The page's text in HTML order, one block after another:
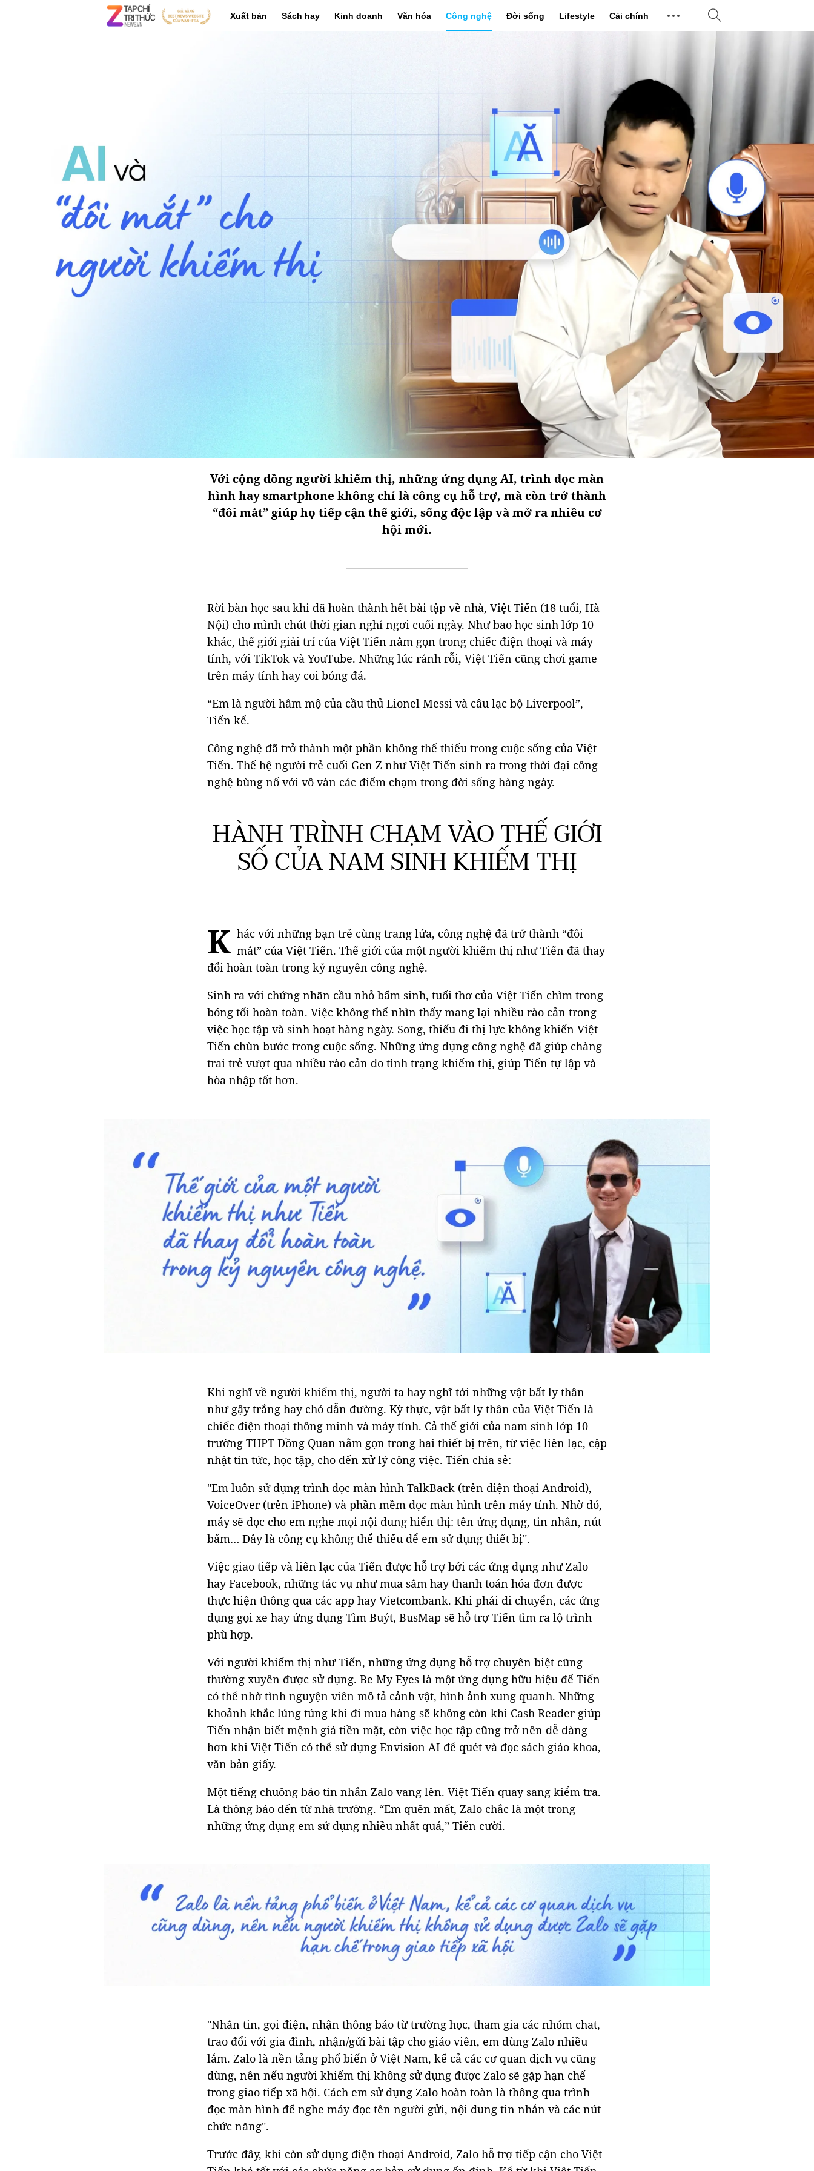
Xuất bản Sách hay Kinh doanh Văn hóa Công nghệ Đời sống Lifestyle Cải chính
Với cộng đồng người khiếm thị, những ứng dụng AI, trình đọc màn
hình hay smartphone không chỉ là công cụ hỗ trợ, mà còn trở thành
“đôi mắt” giúp họ tiếp cận thế giới, sống độc lập và mở ra nhiều cơ
hội mới.
Rời bàn học sau khi đã hoàn thành hết bài tập về nhà, Việt Tiến (18 tuổi, Hà
Nội) cho mình chút thời gian nghỉ ngơi cuối ngày. Như bao học sinh lớp 10
khác, thế giới giải trí của Việt Tiến nằm gọn trong chiếc điện thoại và máy
tính, với TikTok và YouTube. Những lúc rảnh rỗi, Việt Tiến cũng chơi game
trên máy tính hay coi bóng đá.
“Em là người hâm mộ của cầu thủ Lionel Messi và câu lạc bộ Liverpool”,
Tiến kể.
Công nghệ đã trở thành một phần không thể thiếu trong cuộc sống của Việt
Tiến. Thế hệ người trẻ cuối Gen Z như Việt Tiến sinh ra trong thời đại công
nghệ bùng nổ với vô vàn các điểm chạm trong đời sống hàng ngày.
HÀNH TRÌNH CHẠM VÀO THẾ GIỚI
SỐ CỦA NAM SINH KHIẾM THỊ
K hác với những bạn trẻ cùng trang lứa, công nghệ đã trở thành “đôi
mắt” của Việt Tiến. Thế giới của một người khiếm thị như Tiến đã thay
đổi hoàn toàn trong kỷ nguyên công nghệ.
Sinh ra với chứng nhãn cầu nhỏ bẩm sinh, tuổi thơ của Việt Tiến chìm trong
bóng tối hoàn toàn. Việc không thể nhìn thấy mang lại nhiều rào cản trong
việc học tập và sinh hoạt hàng ngày. Song, thiếu đi thị lực không khiến Việt
Tiến chùn bước trong cuộc sống. Những ứng dụng công nghệ đã giúp chàng
trai trẻ vượt qua nhiều rào cản do tình trạng khiếm thị, giúp Tiến tự lập và
hòa nhập tốt hơn.
Khi nghĩ về người khiếm thị, người ta hay nghĩ tới những vật bất ly thân
như gậy trắng hay chó dẫn đường. Kỳ thực, vật bất ly thân của Việt Tiến là
chiếc điện thoại thông minh và máy tính. Cả thế giới của nam sinh lớp 10
trường THPT Đồng Quan nằm gọn trong hai thiết bị trên, từ việc liên lạc, cập
nhật tin tức, học tập, cho đến xử lý công việc. Tiến chia sẻ:
"Em luôn sử dụng trình đọc màn hình TalkBack (trên điện thoại Android),
VoiceOver (trên iPhone) và phần mềm đọc màn hình trên máy tính. Nhờ đó,
máy sẽ đọc cho em nghe mọi nội dung hiển thị: tên ứng dụng, tin nhắn, nút
bấm… Đây là công cụ không thể thiếu để em sử dụng thiết bị".
Việc giao tiếp và liên lạc của Tiến được hỗ trợ bởi các ứng dụng như Zalo
hay Facebook, những tác vụ như mua sắm hay thanh toán hóa đơn được
thực hiện thông qua các app hay Vietcombank. Khi phải di chuyển, các ứng
dụng gọi xe hay ứng dụng Tìm Buýt, BusMap sẽ hỗ trợ Tiến tìm ra lộ trình
phù hợp.
Với người khiếm thị như Tiến, những ứng dụng hỗ trợ chuyên biệt cũng
thường xuyên được sử dụng. Be My Eyes là một ứng dụng hữu hiệu để Tiến
có thể nhờ tình nguyện viên mô tả cảnh vật, hình ảnh xung quanh. Những
khoảnh khắc lúng túng khi đi mua hàng sẽ không còn khi Cash Reader giúp
Tiến nhận biết mệnh giá tiền mặt, còn việc học tập cũng trở nên dễ dàng
hơn khi Việt Tiến có thể sử dụng Envision AI để quét và đọc sách giáo khoa,
văn bản giấy.
Một tiếng chuông báo tin nhắn Zalo vang lên. Việt Tiến quay sang kiểm tra.
Là thông báo đến từ nhà trường. “Em quên mất, Zalo chắc là một trong
những ứng dụng em sử dụng nhiều nhất quá,” Tiến cười.
"Nhắn tin, gọi điện, nhận thông báo từ trường học, tham gia các nhóm chat,
trao đổi với gia đình, nhận/gửi bài tập cho giáo viên, em dùng Zalo nhiều
lắm. Zalo là nền tảng phổ biến ở Việt Nam, kể cả các cơ quan dịch vụ cũng
dùng, nên nếu người khiếm thị không sử dụng được Zalo sẽ gặp hạn chế
trong giao tiếp xã hội. Cách em sử dụng Zalo hoàn toàn là thông qua trình
đọc màn hình để nghe máy đọc tên người gửi, nội dung tin nhắn và các nút
chức năng".
Trước đây, khi còn sử dụng điện thoại Android, Zalo hỗ trợ tiếp cận cho Việt